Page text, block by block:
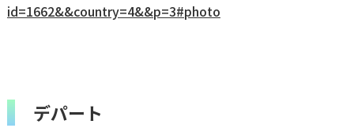
id=1662&&country=4&&p=3#photo
デパート